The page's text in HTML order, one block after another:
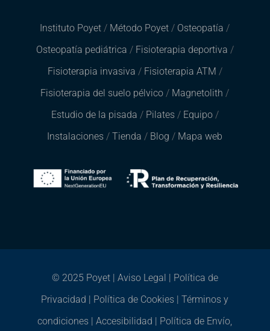
Instituto Poyet / Método Poyet/ Osteopatía /
Osteopatía pediátrica / Fisioterapia deportiva /
Fisioterapia invasiva / Fisioterapia ATM /
Fisioterapia del suelo pélvico / Magnetolith /
Estudio de la pisada / Pilates/ Equipo/
Instalaciones /Tienda / Blog / Mapa web
© 2025 Poyet | Aviso Legal | Política de
Privacidad | Política de Cookies |Términos y
condiciones |Accesibilidad | Política de Envío,